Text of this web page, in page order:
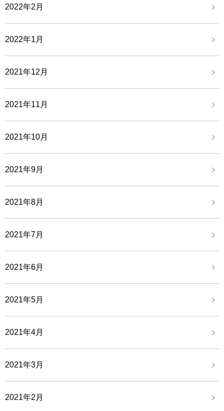
2022年2月
2022年1月
2021年12月
2021年11月
2021年10月
2021年9月
2021年8月
2021年7月
2021年6月
2021年5月
2021年4月
2021年3月
2021年2月